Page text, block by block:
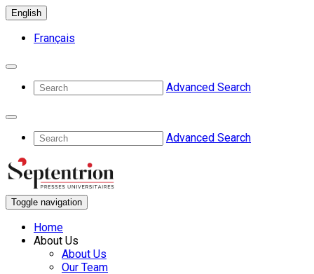
English
Français
Advanced Search
Advanced Search
Toggle navigation
Home
About Us
About Us
Our Team